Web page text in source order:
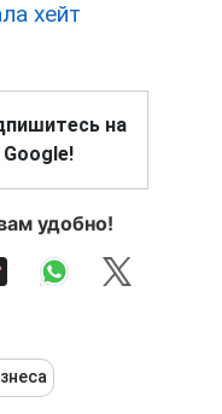
хейт
на
удобно!